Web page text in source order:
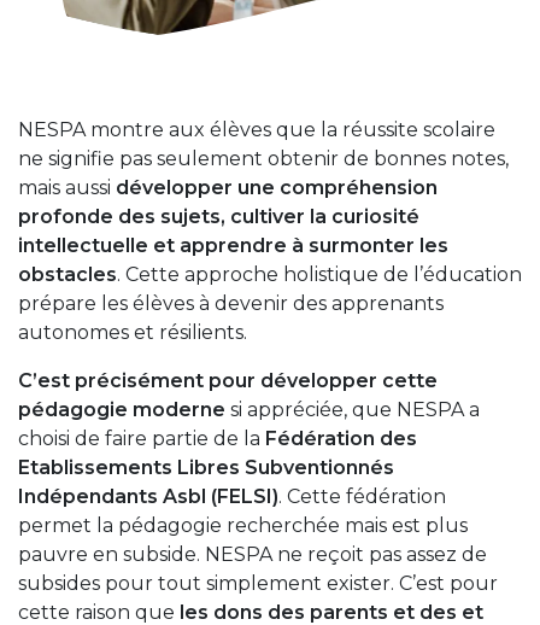
NESPA montre aux élèves que la réussite scolaire
ne signifie pas seulement obtenir de bonnes notes,
mais aussi développer une compréhension
profonde des sujets, cultiver la curiosité
intellectuelle et apprendre à surmonter les
obstacles. Cette approche holistique de l’éducation
prépare les élèves à devenir des apprenants
autonomes et résilients.
C’est précisément pour développer cette
pédagogie moderne si appréciée, que NESPA a
choisi de faire partie de la Fédération des
Etablissements Libres Subventionnés
Indépendants Asbl (FELSI). Cette fédération
permet la pédagogie recherchée mais est plus
pauvre en subside. NESPA ne reçoit pas assez de
subsides pour tout simplement exister. C’est pour
cette raison que les dons des parents et des et